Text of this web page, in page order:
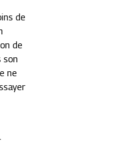
de
de
son
ne